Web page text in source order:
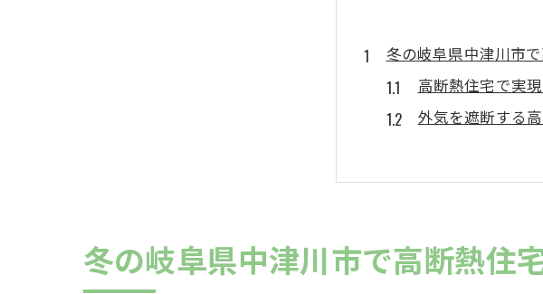
冬の岐阜県中津川市
高断熱住宅で実
外気を遮断する
室内温度を保つ
エコなライフス
高断熱住宅で暮
高断熱住宅で寒い冬
冬の岐阜県中津川市で高断熱住